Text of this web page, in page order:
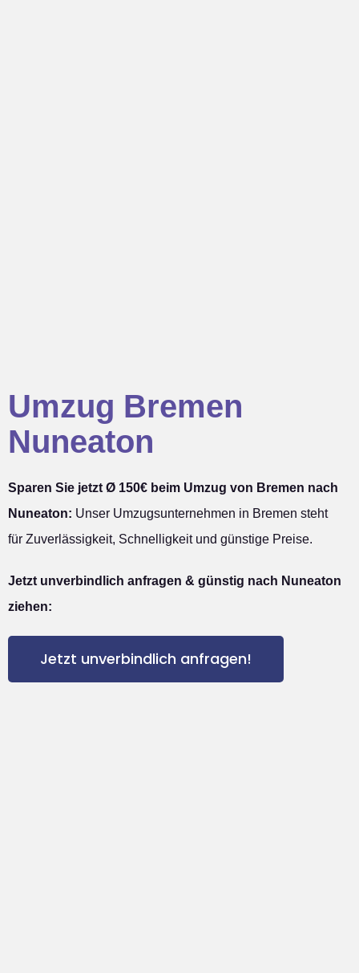
Umzug Bremen
Nuneaton
Sparen Sie jetzt Ø 150€ beim Umzug von Bremen nach
Nuneaton: Unser Umzugsunternehmen in Bremen steht
für Zuverlässigkeit, Schnelligkeit und günstige Preise.
Jetzt unverbindlich anfragen & günstig nach Nuneaton
ziehen:
Jetzt unverbindlich anfragen!